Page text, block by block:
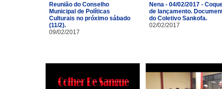
Reunião do Conselho
Municipal de Políticas
Culturais no próximo sábado
(11/2).
09/02/2017
Nena - 04/02/2017 -
de lançamento.
do Coletivo Sankofa.
02/02/2017